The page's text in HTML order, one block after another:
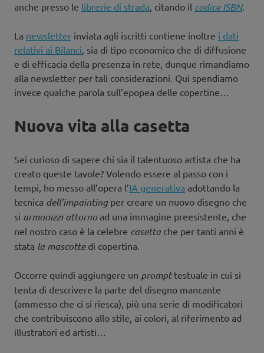
anche presso le librerie di strada, citando il codice ISBN.
La newsletter inviata agli iscritti contiene inoltre i dati
relativi ai Bilanci, sia di tipo economico che di diffusione
e di efficacia della presenza in rete, dunque rimandiamo
alla newsletter per tali considerazioni. Qui spendiamo
invece qualche parola sull’epopea delle copertine…
Nuova vita alla casetta
Sei curioso di sapere chi sia il talentuoso artista che ha
creato queste tavole? Volendo essere al passo con i
tempi, ho messo all’opera l’IA generativa adottando la
tecnica dell’impaintingper creare un nuovo disegno che
si armonizzi attorno ad una immagine preesistente, che
nel nostro caso è la celebre casetta che per tanti anni è
stata la mascottedi copertina.
Occorre quindi aggiungere un prompttestuale in cui si
tenta di descrivere la parte del disegno mancante
(ammesso che ci si riesca), più una serie di modificatori
che contribuiscono allo stile, ai colori, al riferimento ad
illustratori ed artisti…